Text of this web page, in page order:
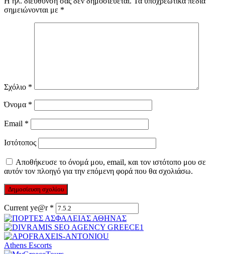
σημειώνονται με *
Σχόλιο *
Όνομα *
Email *
Ιστότοπος
Αποθήκευσε το όνομά μου, email, και τον ιστότοπο μου σε
αυτόν τον πλοηγό για την επόμενη φορά που θα σχολιάσω.
Current ye@r *
Athens Escorts